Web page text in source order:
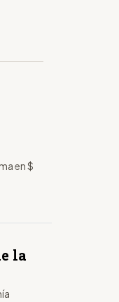
en $
la